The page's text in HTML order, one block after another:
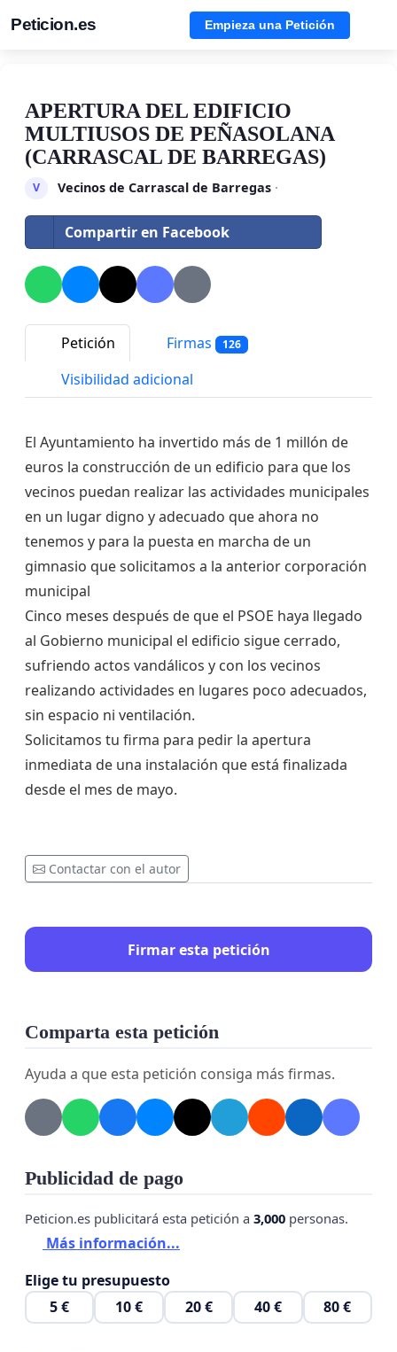
Peticion.es Empieza una Petición
APERTURA DEL EDIFICIO
MULTIUSOS DE PEÑASOLANA
(CARRASCAL DE BARREGAS)
V Vecinos de Carrascal de Barregas·
Compartir en Facebook
Petición Firmas 126
Visibilidad adicional
El Ayuntamiento ha invertido más de 1 millón de
euros la construcción de un edificio para que los
vecinos puedan realizar las actividades municipales
en un lugar digno y adecuado que ahora no
tenemos y para la puesta en marcha de un
gimnasio que solicitamos a la anterior corporación
municipal
Cinco meses después de que el PSOE haya llegado
al Gobierno municipal el edificio sigue cerrado,
sufriendo actos vandálicos y con los vecinos
realizando actividades en lugares poco adecuados,
sin espacio ni ventilación.
Solicitamos tu firma para pedir la apertura
inmediata de una instalación que está finalizada
desde el mes de mayo.
Contactar con el autor
Firmar esta petición
Comparta esta petición
Ayuda a que esta petición consiga más firmas.
Publicidad de pago
Peticion.es publicitará esta petición a 3,000 personas.
Más información...
Elige tu presupuesto
5 €
10 € 20 € 40 € 80 €